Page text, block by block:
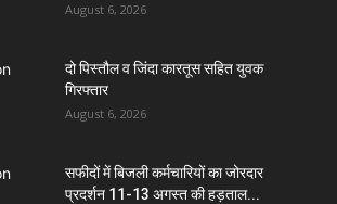
August 6, 2026
दो पिस्तौल व जिंदा कारतूस सहित युवक
गिरफ्तार
August 6, 2026
सफीदों में बिजली कर्मचारियों का जोरदार
प्रदर्शन 11-13 अगस्त की हड़ताल...